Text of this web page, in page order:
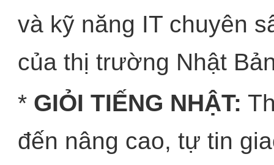
và kỹ năng IT chuyên
của thị trường Nhật
* GIỎI TIẾNG NHẬT:
đến nâng cao, tự tin